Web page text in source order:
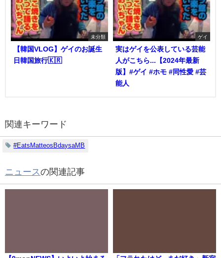
未分類
【韓国VLOG】ゲイのお誕生
日韓国旅行🇰🇷
ゲイ
実はゲイを公表している芸能
人がこちら...【2024年最新
版】#ゲイ #ホモ #同性愛 #芸
能人
関連キーワード
#EatsMatteosBdaysaMB
ニュースの関連記事